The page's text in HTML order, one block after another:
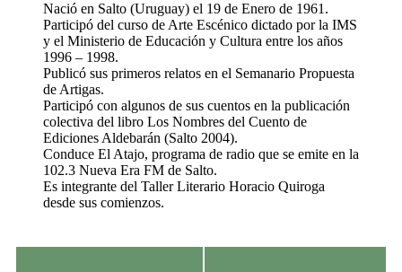
Nació en Salto (Uruguay) el 19 de Enero de 1961.
Participó del curso de Arte Escénico dictado por la IMS
y el Ministerio de Educación y Cultura entre los años
1996 – 1998.
Publicó sus primeros relatos en el Semanario Propuesta
de Artigas.
Participó con algunos de sus cuentos en la publicación
colectiva del libro Los Nombres del Cuento de
Ediciones Aldebarán (Salto 2004).
Conduce El Atajo, programa de radio que se emite en la
102.3 Nueva Era FM de Salto.
Es integrante del Taller Literario Horacio Quiroga
desde sus comienzos.